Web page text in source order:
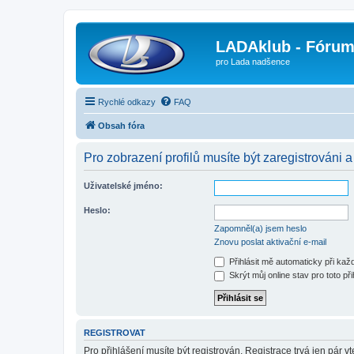
LADAklub - Fórum
pro Lada nadšence
Rychlé odkazy FAQ
Obsah fóra
Pro zobrazení profilů musíte být zaregistrováni
Uživatelské jméno:
Heslo:
Zapomněl(a) jsem heslo
Znovu poslat aktivační e-mail
Přihlásit mě automaticky při
Skrýt můj online stav pro toto
REGISTROVAT
Pro přihlášení musíte být registrován. Registrace trvá jen pár